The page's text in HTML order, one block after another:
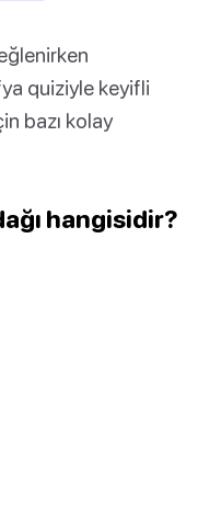
quiziyle keyifli
bazı kolay
hangisidir?